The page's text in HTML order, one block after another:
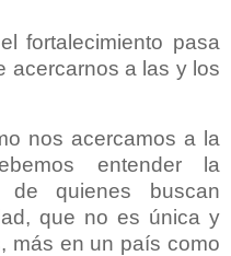
fortalecimiento pasa
acercarnos a las y los
nos acercamos a la
entender la
de quienes buscan
que no es única y
más en un país como